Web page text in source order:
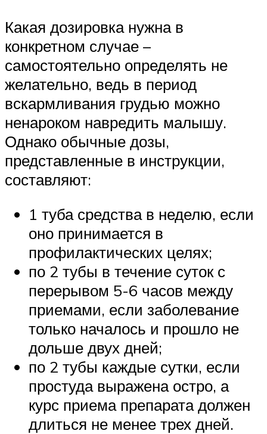
Какая дозировка нужна в
конкретном случае –
самостоятельно определять не
желательно, ведь в период
вскармливания грудью можно
ненароком навредить малышу.
Однако обычные дозы,
представленные в инструкции,
составляют:
1 туба средства в неделю, если
оно принимается в
профилактических целях;
по 2 тубы в течение суток с
перерывом 5-6 часов между
приемами, если заболевание
только началось и прошло не
дольше двух дней;
по 2 тубы каждые сутки, если
простуда выражена остро, а
курс приема препарата должен
длиться не менее трех дней.